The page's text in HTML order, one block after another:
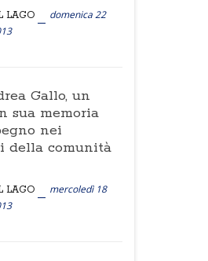
LAGO
domenica 22
Gallo, un
sua memoria
nei
della comunità
LAGO
mercoledì 18